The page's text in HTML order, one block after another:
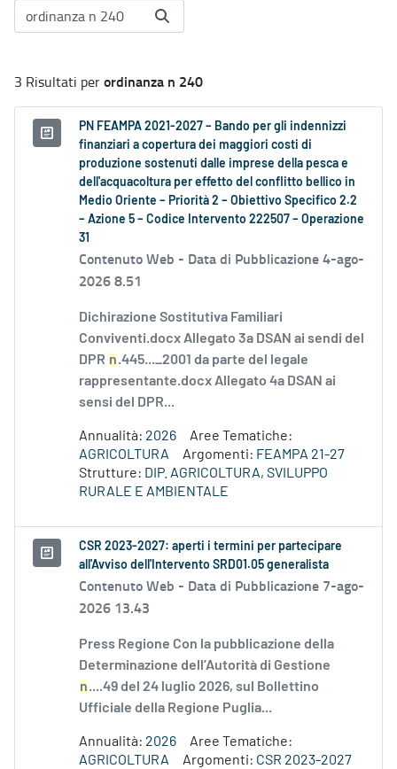
3 Risultati perordinanza n 240
PN FEAMPA 2021-2027 – Bando per gli indennizzi
finanziari a copertura dei maggiori costi di
produzione sostenuti dalle imprese della pesca e
dell'acquacoltura per effetto del conflitto bellico in
Medio Oriente – Priorità 2 – Obiettivo Specifico 2.2
– Azione 5 – Codice Intervento 222507 – Operazione
31
Contenuto Web - Data di Pubblicazione 4-ago-
2026 8.51
Dichirazione Sostitutiva Familiari
Conviventi.docx Allegato 3a DSAN ai sendi del
DPR n.445..._2001 da parte del legale
rappresentante.docx Allegato 4a DSAN ai
sensi del DPR...
Annualità: 2026
Aree Tematiche:
AGRICOLTURA
Argomenti: FEAMPA 21-27
Strutture: DIP. AGRICOLTURA, SVILUPPO
RURALE E AMBIENTALE
CSR 2023-2027: aperti i termini per partecipare
all'Avviso dell'Intervento SRD01.05 generalista
Contenuto Web - Data di Pubblicazione 7-ago-
2026 13.43
Press Regione Con la pubblicazione della
Determinazione dell’Autorità di Gestione
n....49 del 24 luglio 2026, sul Bollettino
Ufficiale della Regione Puglia...
Annualità: 2026
Aree Tematiche:
AGRICOLTURA
Argomenti: CSR 2023-2027